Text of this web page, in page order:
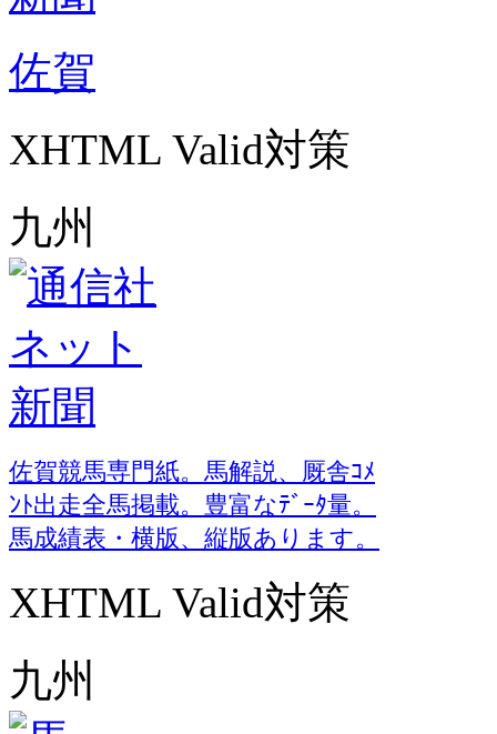
佐賀
XHTML Valid対策
九州
佐賀競馬専門紙。馬解説、厩舎ｺﾒ
ﾝﾄ出走全馬掲載。豊富なﾃﾞｰﾀ量。
馬成績表・横版、縦版あります。
XHTML Valid対策
九州